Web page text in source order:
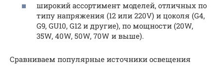
широкий ассортимент моделей, отличных по
типу напряжения (12 или 220V) и цоколя (G4,
G9, GU10, G12 и другие), по мощности (20W,
35W, 40W, 50W, 70W и выше).
Сравниваем популярные источники освещения